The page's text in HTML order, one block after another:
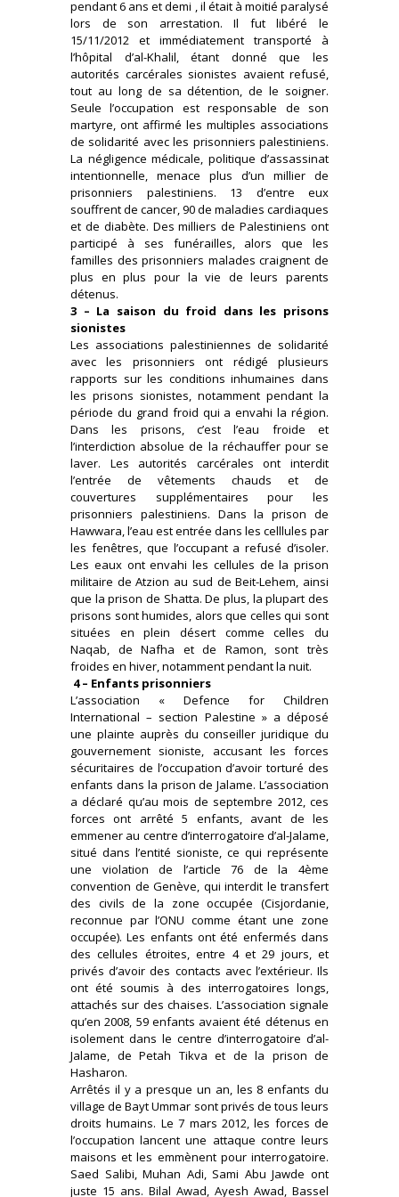
pendant 6 ans et demi , il était à moitié paralysé
lors de son arrestation. Il fut libéré le
15/11/2012 et immédiatement transporté à
l’hôpital d’al-Khalil, étant donné que les
autorités carcérales sionistes avaient refusé,
tout au long de sa détention, de le soigner.
Seule l’occupation est responsable de son
martyre, ont affirmé les multiples associations
de solidarité avec les prisonniers palestiniens.
La négligence médicale, politique d’assassinat
intentionnelle, menace plus d’un millier de
prisonniers palestiniens. 13 d’entre eux
souffrent de cancer, 90 de maladies cardiaques
et de diabète. Des milliers de Palestiniens ont
participé à ses funérailles, alors que les
familles des prisonniers malades craignent de
plus en plus pour la vie de leurs parents
détenus.
3 – La saison du froid dans les prisons
sionistes
Les associations palestiniennes de solidarité
avec les prisonniers ont rédigé plusieurs
rapports sur les conditions inhumaines dans
les prisons sionistes, notamment pendant la
période du grand froid qui a envahi la région.
Dans les prisons, c’est l’eau froide et
l’interdiction absolue de la réchauffer pour se
laver. Les autorités carcérales ont interdit
l’entrée de vêtements chauds et de
couvertures supplémentaires pour les
prisonniers palestiniens. Dans la prison de
Hawwara, l’eau est entrée dans les celllules par
les fenêtres, que l’occupant a refusé d’isoler.
Les eaux ont envahi les cellules de la prison
militaire de Atzion au sud de Beit-Lehem, ainsi
que la prison de Shatta. De plus, la plupart des
prisons sont humides, alors que celles qui sont
situées en plein désert comme celles du
Naqab, de Nafha et de Ramon, sont très
froides en hiver, notamment pendant la nuit.
4 – Enfants prisonniers
L’association « Defence for Children
International – section Palestine » a déposé
une plainte auprès du conseiller juridique du
gouvernement sioniste, accusant les forces
sécuritaires de l’occupation d’avoir torturé des
enfants dans la prison de Jalame. L’association
a déclaré qu’au mois de septembre 2012, ces
forces ont arrêté 5 enfants, avant de les
emmener au centre d’interrogatoire d’al-Jalame,
situé dans l’entité sioniste, ce qui représente
une violation de l’article 76 de la 4ème
convention de Genève, qui interdit le transfert
des civils de la zone occupée (Cisjordanie,
reconnue par l’ONU comme étant une zone
occupée). Les enfants ont été enfermés dans
des cellules étroites, entre 4 et 29 jours, et
privés d’avoir des contacts avec l’extérieur. Ils
ont été soumis à des interrogatoires longs,
attachés sur des chaises. L’association signale
qu’en 2008, 59 enfants avaient été détenus en
isolement dans le centre d’interrogatoire d’al-
Jalame, de Petah Tikva et de la prison de
Hasharon.
Arrêtés il y a presque un an, les 8 enfants du
village de Bayt Ummar sont privés de tous leurs
droits humains. Le 7 mars 2012, les forces de
l’occupation lancent une attaque contre leurs
maisons et les emmènent pour interrogatoire.
Saed Salibi, Muhan Adi, Sami Abu Jawde ont
juste 15 ans. Bilal Awad, Ayesh Awad, Bassel